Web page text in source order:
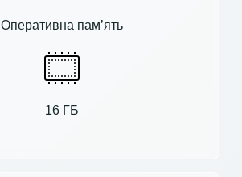
Оперативна пам’ять
16 ГБ